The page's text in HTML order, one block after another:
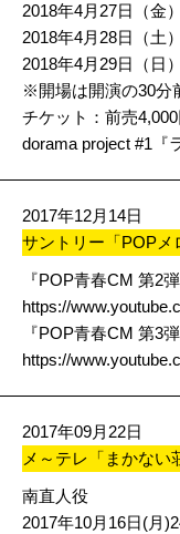
2018年4月27日（金
2018年4月28日（土
2018年4月29日（日
※開場は開演の30分
チケット：前売
dorama project #1『
2017年12月14日
サントリー「POPメ
『POP青春CM 第2弾
https://
『POP青春CM 第3弾
https://
2017年09月22日
メ～テレ「まかない
南直人役
2017年10月16日(月